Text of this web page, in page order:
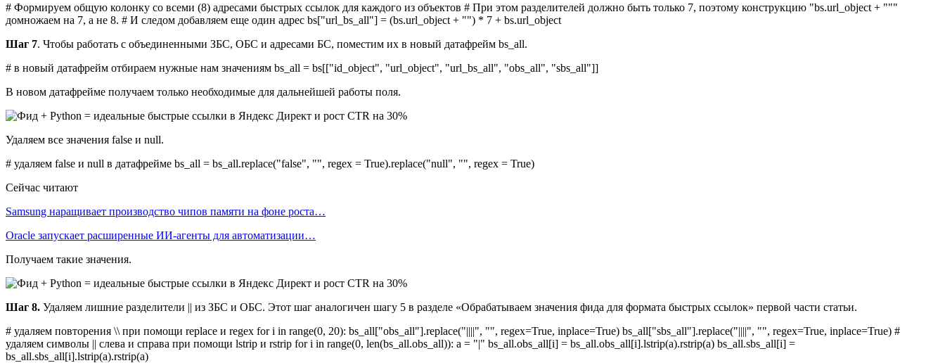
# Формируем общую колонку со всеми (8) адресами быстрых ссылок для каждого из объектов # При этом разделителей должно быть только 7, поэтому конструкцию "bs.url_object + """
домножаем на 7, а не 8. # И следом добавляем еще один адрес bs["url_bs_all"] = (bs.url_object + "") * 7 + bs.url_object
Шаг 7. Чтобы работать с объединенными ЗБС, ОБС и адресами БС, поместим их в новый датафрейм bs_all.
# в новый датафрейм отбираем нужные нам значениям bs_all = bs[["id_object", "url_object", "url_bs_all", "obs_all", "sbs_all"]]
В новом датафрейме получаем только необходимые для дальнейшей работы поля.
Удаляем все значения false и null.
# удаляем false и null в датафрейме bs_all = bs_all.replace("false", "", regex = True).replace("null", "", regex = True)
Сейчас читают
Samsung наращивает производство чипов памяти на фоне роста…
Oracle запускает расширенные ИИ‑агенты для автоматизации…
Получаем такие значения.
Шаг 8. Удаляем лишние разделители || из ЗБС и ОБС. Этот шаг аналогичен шагу 5 в разделе «Обрабатываем значения фида для формата быстрых ссылок» первой части статьи.
# удаляем повторения \\ при помощи replace и regex for i in range(0, 20): bs_all["obs_all"].replace("||||", "", regex=True, inplace=True) bs_all["sbs_all"].replace("||||", "", regex=True, inplace=True) #
удаляем символы || слева и справа при помощи lstrip и rstrip for i in range(0, len(bs_all.obs_all)): a = "|" bs_all.obs_all[i] = bs_all.obs_all[i].lstrip(a).rstrip(a) bs_all.sbs_all[i] =
bs_all.sbs_all[i].lstrip(a).rstrip(a)